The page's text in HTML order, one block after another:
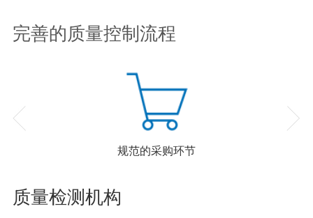
完善的质量控制流程
规范的采购环节
质量检测机构